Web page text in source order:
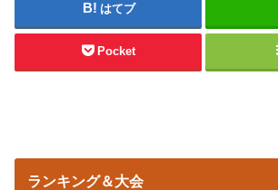
はてブ
Pocket
ランキング＆大会